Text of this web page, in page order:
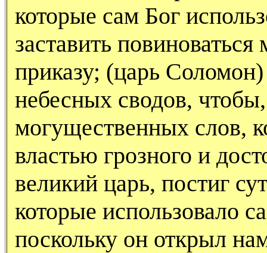
которые сам Бог
заставить
приказу; (царь
небесных сводов,
могущественных слов,
властью грозного и
великий царь, постиг
которые использовало
поскольку он открыл